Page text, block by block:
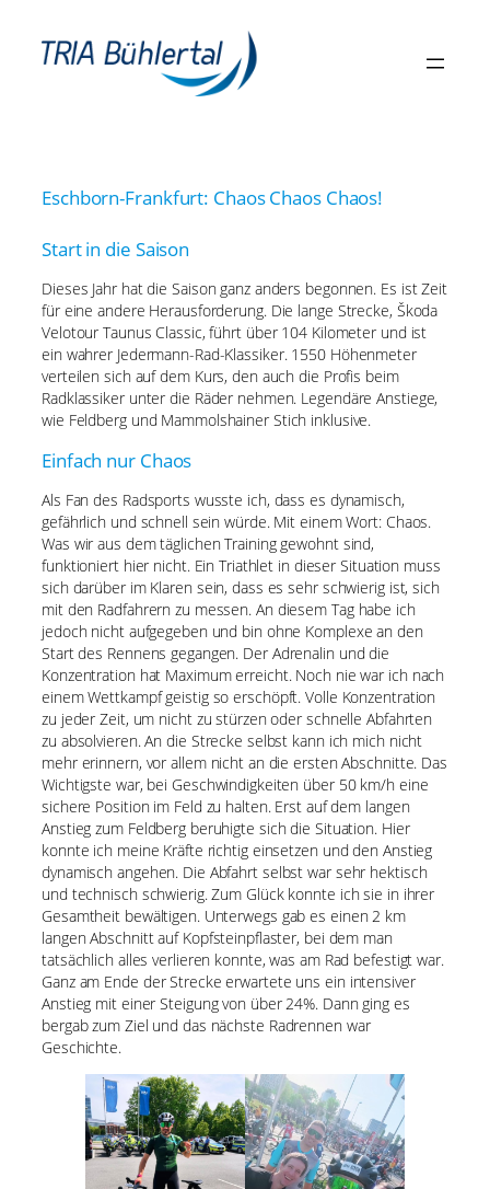
Inhalt
springen
Eschborn-Frankfurt: Chaos Chaos Chaos!
Start in die Saison
Dieses Jahr hat die Saison ganz anders begonnen. Es ist Zeit
für eine andere Herausforderung. Die lange Strecke, Škoda
Velotour Taunus Classic, führt über 104 Kilometer und ist
ein wahrer Jedermann-Rad-Klassiker. 1550 Höhenmeter
verteilen sich auf dem Kurs, den auch die Profis beim
Radklassiker unter die Räder nehmen. Legendäre Anstiege,
wie Feldberg und Mammolshainer Stich inklusive.
Einfach nur Chaos
Als Fan des Radsports wusste ich, dass es dynamisch,
gefährlich und schnell sein würde. Mit einem Wort: Chaos.
Was wir aus dem täglichen Training gewohnt sind,
funktioniert hier nicht. Ein Triathlet in dieser Situation muss
sich darüber im Klaren sein, dass es sehr schwierig ist, sich
mit den Radfahrern zu messen. An diesem Tag habe ich
jedoch nicht aufgegeben und bin ohne Komplexe an den
Start des Rennens gegangen. Der Adrenalin und die
Konzentration hat Maximum erreicht. Noch nie war ich nach
einem Wettkampf geistig so erschöpft. Volle Konzentration
zu jeder Zeit, um nicht zu stürzen oder schnelle Abfahrten
zu absolvieren. An die Strecke selbst kann ich mich nicht
mehr erinnern, vor allem nicht an die ersten Abschnitte. Das
Wichtigste war, bei Geschwindigkeiten über 50 km/h eine
sichere Position im Feld zu halten. Erst auf dem langen
Anstieg zum Feldberg beruhigte sich die Situation. Hier
konnte ich meine Kräfte richtig einsetzen und den Anstieg
dynamisch angehen. Die Abfahrt selbst war sehr hektisch
und technisch schwierig. Zum Glück konnte ich sie in ihrer
Gesamtheit bewältigen. Unterwegs gab es einen 2 km
langen Abschnitt auf Kopfsteinpflaster, bei dem man
tatsächlich alles verlieren konnte, was am Rad befestigt war.
Ganz am Ende der Strecke erwartete uns ein intensiver
Anstieg mit einer Steigung von über 24%. Dann ging es
bergab zum Ziel und das nächste Radrennen war
Geschichte.